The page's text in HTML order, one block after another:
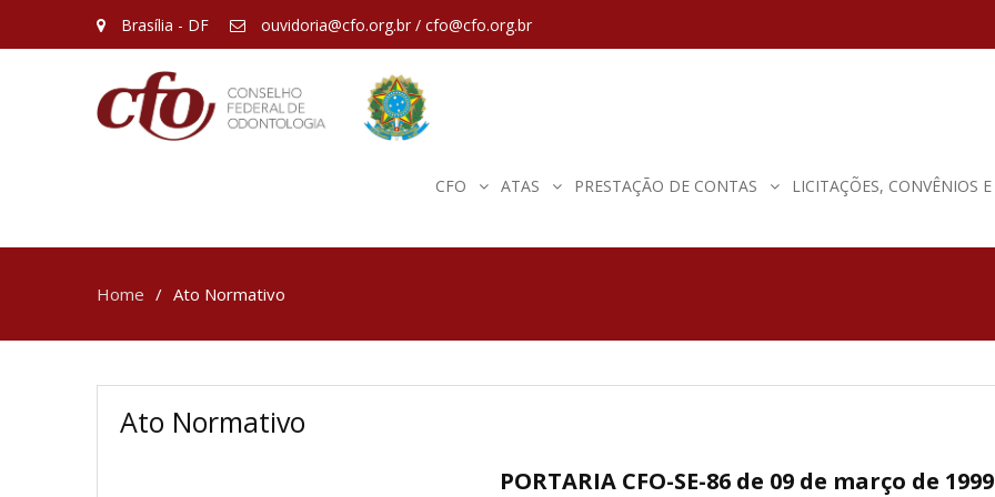
Brasília - DF ouvidoria@cfo.org.br / cfo@cfo.org.br
CFO ATAS PRESTAÇÃO DE CONTAS LICITAÇÕES, CONVÊNIOS
Home Ato Normativo
Ato Normativo
PORTARIA CFO-SE-86 de 09 de março de 1999